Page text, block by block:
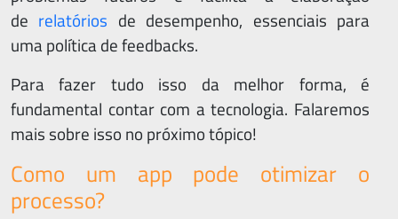
de relatórios de desempenho, essenciais para
uma política de feedbacks.
Para fazer tudo isso da melhor forma, é
fundamental contar com a tecnologia. Falaremos
mais sobre isso no próximo tópico!
Como um app pode otimizar o
processo?